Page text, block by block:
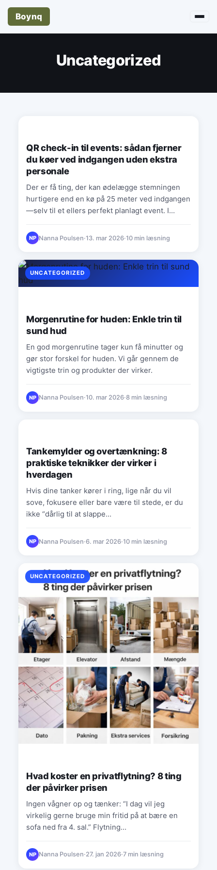
Boynq
Uncategorized
QR check-in til events: sådan fjerner
du køer ved indgangen uden ekstra
personale
Der er få ting, der kan ødelægge stemningen
hurtigere end en kø på 25 meter ved indgangen
—selv til et ellers perfekt planlagt event. I…
NP Nanna Poulsen·13. mar 2026·10 min læsning
UNCATEGORIZED
Morgenrutine for huden: Enkle trin til
sund hud
En god morgenrutine tager kun få minutter og
gør stor forskel for huden. Vi går gennem de
vigtigste trin og produkter der virker.
NP Nanna Poulsen·10. mar 2026·8 min læsning
Tankemylder og overtænkning: 8
praktiske teknikker der virker i
hverdagen
Hvis dine tanker kører i ring, lige når du vil
sove, fokusere eller bare være til stede, er du
ikke “dårlig til at slappe…
NP Nanna Poulsen·6. mar 2026·10 min læsning
UNCATEGORIZED
Hvad koster en privatflytning? 8 ting
der påvirker prisen
Ingen vågner op og tænker: “I dag vil jeg
virkelig gerne bruge min fritid på at bære en
sofa ned fra 4. sal.” Flytning…
NP Nanna Poulsen·27. jan 2026·7 min læsning